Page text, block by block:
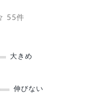
55件
大きめ
伸びない